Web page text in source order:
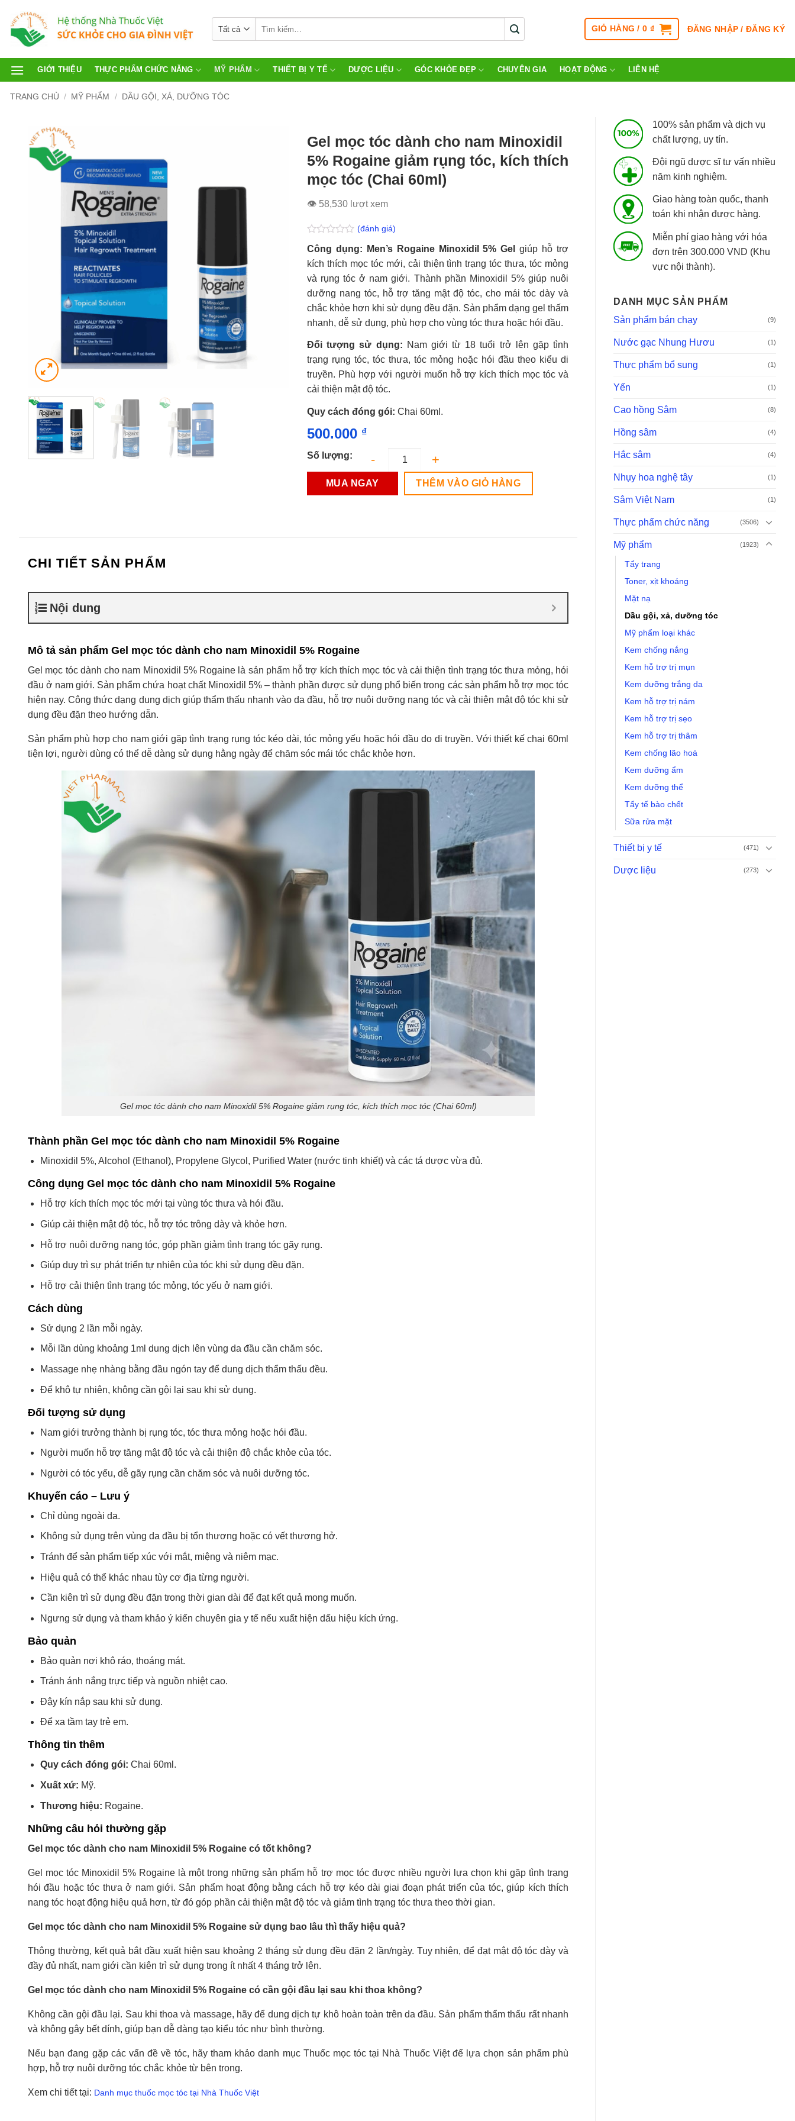
GIỎ HÀNG /0 ₫ ĐĂNG NHẬP / ĐĂNG KÝ
GIỚI THIỆU THỰC PHẨM CHỨC NĂNG MỸ PHẨM THIẾT BỊ Y TẾ DƯỢC LIỆU GÓC KHỎE ĐẸP CHUYÊN GIA HOẠT ĐỘNG LIÊN HỆ
TRANG CHỦ / MỸ PHẨM / DẦU GỘI, XẢ, DƯỠNG TÓC
100% sản phẩm và dịch vụ
chất lượng, uy tín.
Đội ngũ dược sĩ tư vấn nhiều
năm kinh nghiệm.
Giao hàng toàn quốc, thanh
toán khi nhận được hàng.
Miễn phí giao hàng với hóa
đơn trên 300.000 VND (Khu
vực nội thành).
DANH MỤC SẢN PHẨM
Sản phẩm bán chạy
(9)
Nước gạc Nhung Hươu (1)
Thực phẩm bổ sung (1)
Yến (1)
Cao hồng Sâm (8)
Hồng sâm (4)
Hắc sâm (4)
Nhụy hoa nghệ tây (1)
Sâm Việt Nam (1)
Thực phẩm chức năng (3506)
Mỹ phẩm (1923)
Tẩy trang
Toner, xịt khoáng
Mặt nạ
Dầu gội, xả, dưỡng tóc
Mỹ phẩm loại khác
Kem chống nắng
Kem hỗ trợ trị mụn
Kem dưỡng trắng da
Kem hỗ trợ trị nám
Kem hỗ trợ trị sẹo
Kem hỗ trợ trị thâm
Kem chống lão hoá
Kem dưỡng ẩm
Kem dưỡng thể
Tẩy tế bào chết
Sữa rửa mặt
Thiết bị y tế (471)
Dược liệu (273)
Gel mọc tóc dành cho nam Minoxidil
5% Rogaine giảm rụng tóc, kích thích
mọc tóc (Chai 60ml)
👁 58,530 lượt xem
Được
xếp
hạng
0.0
5
sao
(đánh giá)
Công dụng: Men’s Rogaine Minoxidil 5% Gel
giúp hỗ trợ
kích thích mọc tóc mới, cải thiện tình trạng tóc thưa, tóc mỏng
và rụng tóc ở nam giới. Thành phần Minoxidil 5% giúp nuôi
dưỡng nang tóc, hỗ trợ tăng mật độ tóc, cho mái tóc dày và
chắc khỏe hơn khi sử dụng đều đặn. Sản phẩm dạng gel thấm
nhanh, dễ sử dụng, phù hợp cho vùng tóc thưa hoặc hói đầu.
Đối tượng sử dụng: Nam giới từ 18 tuổi trở lên gặp tình
trạng rụng tóc, tóc thưa, tóc mỏng hoặc hói đầu theo kiểu di
truyền. Phù hợp với người muốn hỗ trợ kích thích mọc tóc và
cải thiện mật độ tóc.
Quy cách đóng gói: Chai 60ml.
500.000 ₫
Số lượng:
MUA NGAY THÊM VÀO GIỎ HÀNG
CHI TIẾT SẢN PHẨM
Nội dung
Mô tả sản phẩm Gel mọc tóc dành cho nam Minoxidil 5% Rogaine
Gel mọc tóc dành cho nam Minoxidil 5% Rogaine là sản phẩm hỗ trợ kích thích mọc tóc và cải thiện tình trạng tóc thưa mỏng, hói
đầu ở nam giới. Sản phẩm chứa hoạt chất Minoxidil 5% – thành phần được sử dụng phổ biến trong các sản phẩm hỗ trợ mọc tóc
hiện nay. Công thức dạng dung dịch giúp thẩm thấu nhanh vào da đầu, hỗ trợ nuôi dưỡng nang tóc và cải thiện mật độ tóc khi sử
dụng đều đặn theo hướng dẫn.
Sản phẩm phù hợp cho nam giới gặp tình trạng rụng tóc kéo dài, tóc mỏng yếu hoặc hói đầu do di truyền. Với thiết kế chai 60ml
tiện lợi, người dùng có thể dễ dàng sử dụng hằng ngày để chăm sóc mái tóc chắc khỏe hơn.
Gel mọc tóc dành cho nam Minoxidil 5% Rogaine giảm rụng tóc, kích thích mọc tóc (Chai 60ml)
Thành phần Gel mọc tóc dành cho nam Minoxidil 5% Rogaine
Minoxidil 5%, Alcohol (Ethanol), Propylene Glycol, Purified Water (nước tinh khiết) và các tá dược vừa đủ.
Công dụng Gel mọc tóc dành cho nam Minoxidil 5% Rogaine
Hỗ trợ kích thích mọc tóc mới tại vùng tóc thưa và hói đầu.
Giúp cải thiện mật độ tóc, hỗ trợ tóc trông dày và khỏe hơn.
Hỗ trợ nuôi dưỡng nang tóc, góp phần giảm tình trạng tóc gãy rụng.
Giúp duy trì sự phát triển tự nhiên của tóc khi sử dụng đều đặn.
Hỗ trợ cải thiện tình trạng tóc mỏng, tóc yếu ở nam giới.
Cách dùng
Sử dụng 2 lần mỗi ngày.
Mỗi lần dùng khoảng 1ml dung dịch lên vùng da đầu cần chăm sóc.
Massage nhẹ nhàng bằng đầu ngón tay để dung dịch thẩm thấu đều.
Để khô tự nhiên, không cần gội lại sau khi sử dụng.
Đối tượng sử dụng
Nam giới trưởng thành bị rụng tóc, tóc thưa mỏng hoặc hói đầu.
Người muốn hỗ trợ tăng mật độ tóc và cải thiện độ chắc khỏe của tóc.
Người có tóc yếu, dễ gãy rụng cần chăm sóc và nuôi dưỡng tóc.
Khuyến cáo – Lưu ý
Chỉ dùng ngoài da.
Không sử dụng trên vùng da đầu bị tổn thương hoặc có vết thương hở.
Tránh để sản phẩm tiếp xúc với mắt, miệng và niêm mạc.
Hiệu quả có thể khác nhau tùy cơ địa từng người.
Cần kiên trì sử dụng đều đặn trong thời gian dài để đạt kết quả mong muốn.
Ngưng sử dụng và tham khảo ý kiến chuyên gia y tế nếu xuất hiện dấu hiệu kích ứng.
Bảo quản
Bảo quản nơi khô ráo, thoáng mát.
Tránh ánh nắng trực tiếp và nguồn nhiệt cao.
Đậy kín nắp sau khi sử dụng.
Để xa tầm tay trẻ em.
Thông tin thêm
Quy cách đóng gói: Chai 60ml.
Xuất xứ: Mỹ.
Thương hiệu: Rogaine.
Những câu hỏi thường gặp
Gel mọc tóc dành cho nam Minoxidil 5% Rogaine có tốt không?
Gel mọc tóc Minoxidil 5% Rogaine là một trong những sản phẩm hỗ trợ mọc tóc được nhiều người lựa chọn khi gặp tình trạng
hói đầu hoặc tóc thưa ở nam giới. Sản phẩm hoạt động bằng cách hỗ trợ kéo dài giai đoạn phát triển của tóc, giúp kích thích
nang tóc hoạt động hiệu quả hơn, từ đó góp phần cải thiện mật độ tóc và giảm tình trạng tóc thưa theo thời gian.
Gel mọc tóc dành cho nam Minoxidil 5% Rogaine sử dụng bao lâu thì thấy hiệu quả?
Thông thường, kết quả bắt đầu xuất hiện sau khoảng 2 tháng sử dụng đều đặn 2 lần/ngày. Tuy nhiên, để đạt mật độ tóc dày và
đầy đủ nhất, nam giới cần kiên trì sử dụng trong ít nhất 4 tháng trở lên.
Gel mọc tóc dành cho nam Minoxidil 5% Rogaine có cần gội đầu lại sau khi thoa không?
Không cần gội đầu lại. Sau khi thoa và massage, hãy để dung dịch tự khô hoàn toàn trên da đầu. Sản phẩm thẩm thấu rất nhanh
và không gây bết dính, giúp bạn dễ dàng tạo kiểu tóc như bình thường.
Nếu bạn đang gặp các vấn đề về tóc, hãy tham khảo danh mục Thuốc mọc tóc tại Nhà Thuốc Việt để lựa chọn sản phẩm phù
hợp, hỗ trợ nuôi dưỡng tóc chắc khỏe từ bên trong.
Xem chi tiết tại: Danh mục thuốc mọc tóc tại Nhà Thuốc Việt